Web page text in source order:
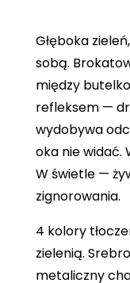
Głęboka
sobą.
między
refleksem —
wydobywa
oka nie widać.
W świetle —
zignorowania.
4 kolory
zielenią.
metaliczny